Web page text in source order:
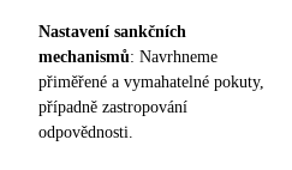
Nastavení sankčních
mechanismů: Navrhneme
přiměřené a vymahatelné pokuty,
případně zastropování
odpovědnosti.